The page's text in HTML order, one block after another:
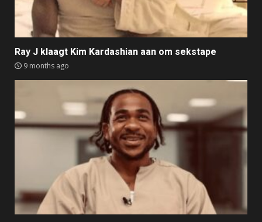
Ray J klaagt Kim Kardashian aan om sekstape
9 months ago